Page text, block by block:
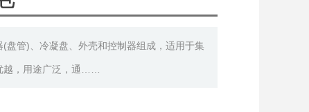
盘管)、冷凝盘、外壳和控制器组成，适用于集
越，用途广泛，通……